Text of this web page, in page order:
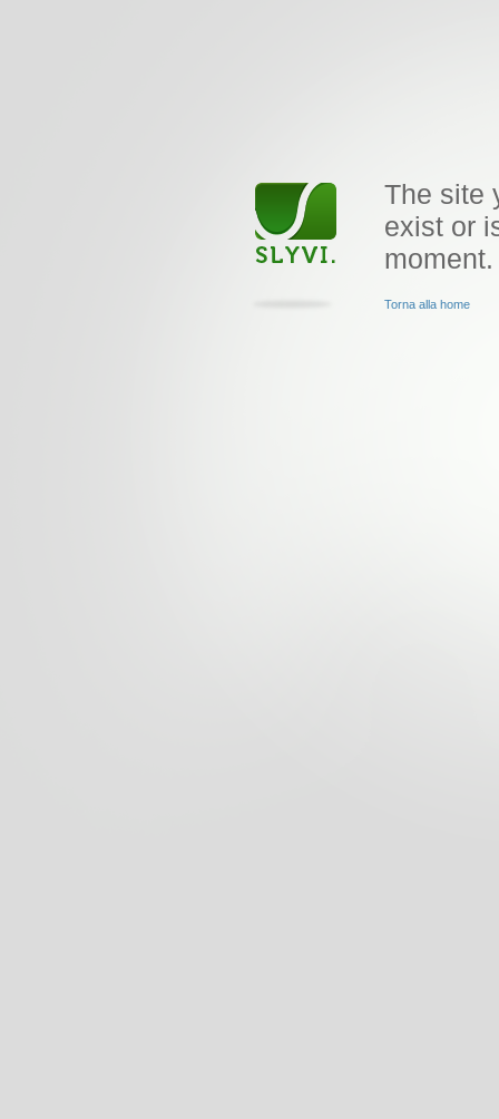
The site
exist or
moment.
Torna alla home